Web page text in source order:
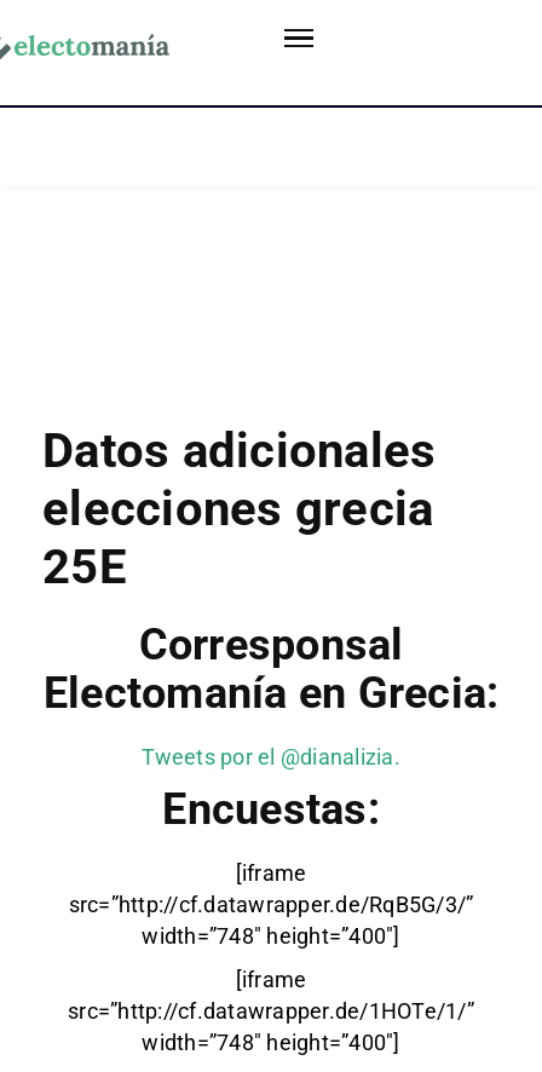
Datos adicionales
elecciones grecia
25E
Corresponsal
Electomanía en Grecia:
Tweets por el @dianalizia.
Encuestas:
[iframe
src=”http://cf.datawrapper.de/RqB5G/3/”
width=”748″ height=”400″]
[iframe
src=”http://cf.datawrapper.de/1HOTe/1/”
width=”748″ height=”400″]